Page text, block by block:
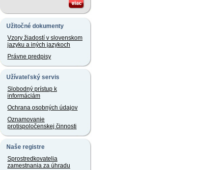
Užitočné dokumenty
Vzory žiadostí v slovenskom
jazyku a iných jazykoch
Právne predpisy
Užívateľský servis
Slobodný prístup k
informáciám
Ochrana osobných údajov
Oznamovanie
protispoločenskej činnosti
Naše registre
Sprostredkovatelia
zamestnania za úhradu